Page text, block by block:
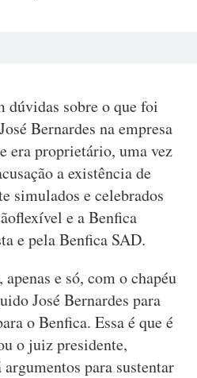
dúvidas sobre o que foi
Bernardes na empresa
era proprietário, uma vez
a existência de
simulados e celebrados
e a Benfica
e pela Benfica SAD.
e só, com o chapéu
José Bernardes para
o Benfica. Essa é que é
o juiz presidente,
para sustentar